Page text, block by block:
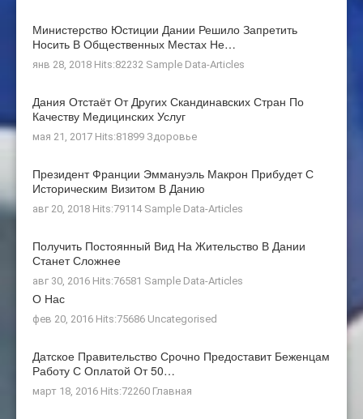
Министерство Юстиции Дании Решило Запретить
Носить В Общественных Местах Не…
янв 28, 2018 Hits:82232 Sample Data-Articles
Дания Отстаёт От Других Скандинавских Стран По
Качеству Медицинских Услуг
мая 21, 2017 Hits:81899 Здоровье
Президент Франции Эммануэль Макрон Прибудет С
Историческим Визитом В Данию
авг 20, 2018 Hits:79114 Sample Data-Articles
Получить Постоянный Вид На Жительство В Дании
Станет Сложнее
авг 30, 2016 Hits:76581 Sample Data-Articles
О Нас
фев 20, 2016 Hits:75686 Uncategorised
Датское Правительство Срочно Предоставит Беженцам
Работу С Оплатой От 50…
март 18, 2016 Hits:72260 Главная